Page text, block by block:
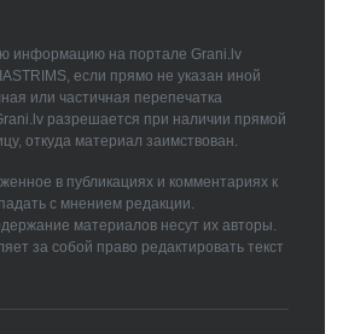
информацию на портале Grani.lv
если прямо не указан иной
или частичная перепечатка
разрешается при наличии прямой
откуда материал заимствован.
в публикациях и комментариях к
с мнением редакции.
материалов несут их авторы.
за собой право редактировать текст